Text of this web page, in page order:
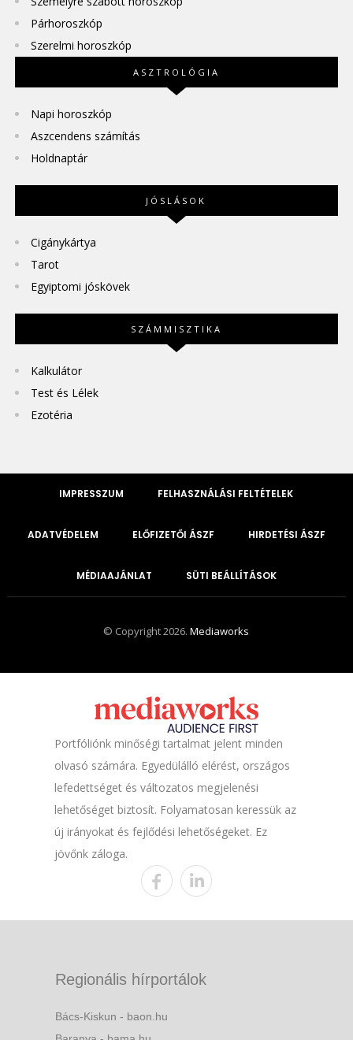
Párhoroszkóp
Szerelmi horoszkóp
ASZTROLÓGIA
Napi horoszkóp
Aszcendens számítás
Holdnaptár
JÓSLÁSOK
Cigánykártya
Tarot
Egyiptomi jóskövek
SZÁMMISZTIKA
Kalkulátor
Test és Lélek
Ezotéria
IMPRESSZUM FELHASZNÁLÁSI FELTÉTELEK
ADATVÉDELEM ELŐFIZETŐI ÁSZF HIRDETÉSI ÁSZF
MÉDIAAJÁNLAT SÜTI BEÁLLÍTÁSOK
© Copyright 2026.Mediaworks
Portfóliónk minőségi tartalmat jelent minden
olvasó számára. Egyedülálló elérést, országos
lefedettséget és változatos megjelenési
lehetőséget biztosít. Folyamatosan keressük az
új irányokat és fejlődési lehetőségeket. Ez
jövőnk záloga.
Regionális hírportálok
Bács-Kiskun - baon.hu